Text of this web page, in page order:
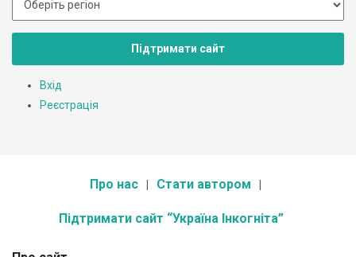
Підтримати сайт
Вхід
Реєстрація
Про нас Стати автором
Підтримати сайт “Україна Інкогніта”